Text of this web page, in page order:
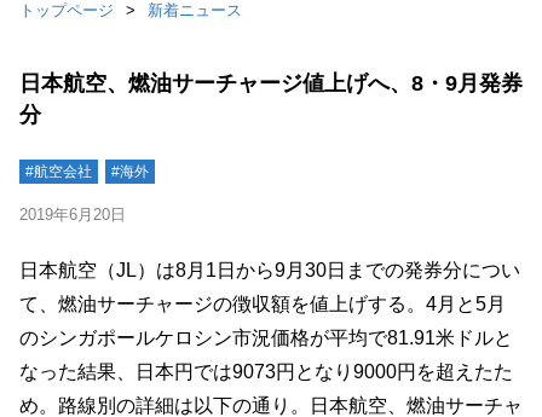
トップページ 新着ニュース
日本航空、燃油サーチャージ値上げへ、8・9月発券
分
#航空会社 #海外
2019年6月20日
日本航空（JL）は8月1日から9月30日までの発券分につい
て、燃油サーチャージの徴収額を値上げする。4月と5月
のシンガポールケロシン市況価格が平均で81.91米ドルと
なった結果、日本円では9073円となり9000円を超えたた
め。路線別の詳細は以下の通り。日本航空、燃油サーチャ